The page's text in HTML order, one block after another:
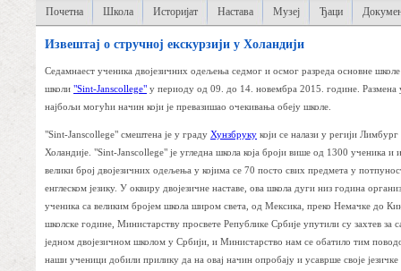
Почетна Школа Историјат Настава Музеј Ђаци
Извештај о стручној екскурзији у Холандији
Седамнаест ученика двојезичних одељења седмог и осмог разреда основне
школи "Sint-Janscollege" у периоду од 09. до 14. новембра 2015. године. Размена
најбољи могући начин који је превазишао очекивања обеју школе.
"Sint-Janscollege" смештена је у граду Хунзбруку који се налази у регији Лимбург
Холандије. "Sint-Janscollege" је угледна школа која броји више од 1300 ученика и
велики број двојезичних одељења у којима се 70 посто свих предмета у
енглеском језику. У оквиру двојезичне наставе, ова школа дуги низ година
ученика са великим бројем школа широм света, од Мексика, преко Немачке до
школске године, Министарству просвете Републике Србије упутили су захтев за
једном двојезичном школом у Србији, и Министарство нам се обатило тим
наши ученици добили прилику да на овај начин опробају и усаврше своје